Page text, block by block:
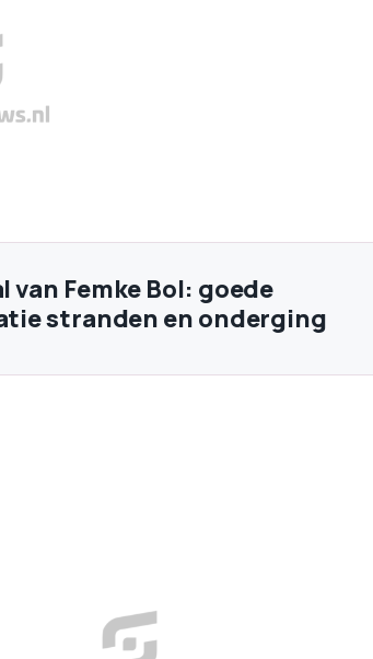
van Femke Bol: goede
stranden en onderging